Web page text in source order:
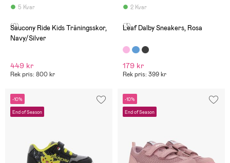
5 Kvar
(0)
Saucony Ride Kids Träningsskor,
Navy/Silver
449 kr
Rek pris: 800 kr
2 Kvar
(3)
Leaf Dalby Sneakers, Rosa
179 kr
Rek pris: 399 kr
-10%
End of Season
-10%
End of Season